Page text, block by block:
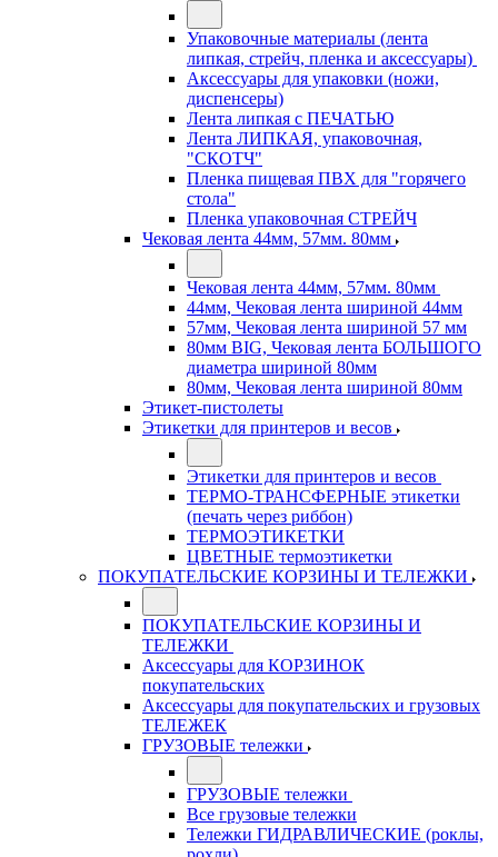
Упаковочные материалы (лента
липкая, стрейч, пленка и аксессуары)
Аксессуары для упаковки (ножи,
диспенсеры)
Лента липкая с ПЕЧАТЬЮ
Лента ЛИПКАЯ, упаковочная,
"СКОТЧ"
Пленка пищевая ПВХ для "горячего
стола"
Пленка упаковочная СТРЕЙЧ
Чековая лента 44мм, 57мм. 80мм
Чековая лента 44мм, 57мм. 80мм
44мм, Чековая лента шириной 44мм
57мм, Чековая лента шириной 57 мм
80мм BIG, Чековая лента БОЛЬШОГО
диаметра шириной 80мм
80мм, Чековая лента шириной 80мм
Этикет-пистолеты
Этикетки для принтеров и весов
Этикетки для принтеров и весов
ТЕРМО-ТРАНСФЕРНЫЕ этикетки
(печать через риббон)
ТЕРМОЭТИКЕТКИ
ЦВЕТНЫЕ термоэтикетки
ПОКУПАТЕЛЬСКИЕ КОРЗИНЫ И ТЕЛЕЖКИ
ПОКУПАТЕЛЬСКИЕ КОРЗИНЫ И
ТЕЛЕЖКИ
Аксессуары для КОРЗИНОК
покупательских
Аксессуары для покупательских и грузовых
ТЕЛЕЖЕК
ГРУЗОВЫЕ тележки
ГРУЗОВЫЕ тележки
Все грузовые тележки
Тележки ГИДРАВЛИЧЕСКИЕ (роклы,